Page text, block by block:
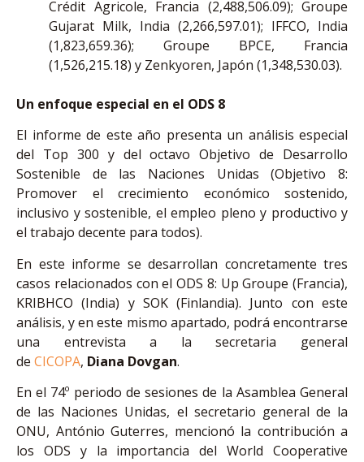
Crédit Agricole, Francia (2,488,506.09); Groupe
Gujarat Milk, India (2,266,597.01); IFFCO, India
(1,823,659.36); Groupe BPCE, Francia
(1,526,215.18) y Zenkyoren, Japón (1,348,530.03).
Un enfoque especial en el ODS 8
El informe de este año presenta un análisis especial
del Top 300 y del octavo Objetivo de Desarrollo
Sostenible de las Naciones Unidas (Objetivo 8:
Promover el crecimiento económico sostenido,
inclusivo y sostenible, el empleo pleno y productivo y
el trabajo decente para todos).
En este informe se desarrollan concretamente tres
casos relacionados con el ODS 8: Up Groupe (Francia),
KRIBHCO (India) y SOK (Finlandia). Junto con este
análisis, y en este mismo apartado, podrá encontrarse
una entrevista a la secretaria general
de CICOPA, Diana Dovgan.
En el 74º periodo de sesiones de la Asamblea General
de las Naciones Unidas, el secretario general de la
ONU, António Guterres, mencionó la contribución a
los ODS y la importancia del World Cooperative